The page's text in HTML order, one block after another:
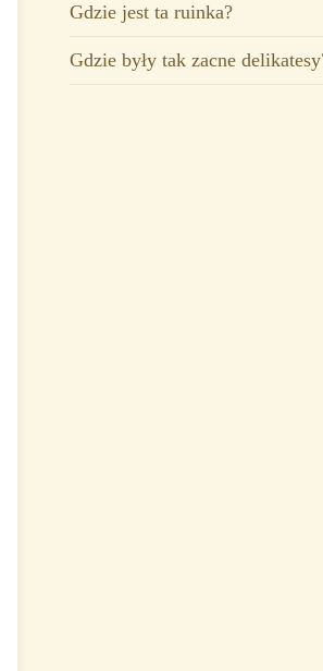
Gdzie jest ta ruinka?
Gdzie były tak zacne